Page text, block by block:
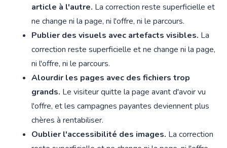
article à l'autre. La correction reste superficielle et
ne change ni la page, ni l'offre, ni le parcours.
Publier des visuels avec artefacts visibles. La
correction reste superficielle et ne change ni la page,
ni l'offre, ni le parcours.
Alourdir les pages avec des fichiers trop
grands. Le visiteur quitte la page avant d'avoir vu
l'offre, et les campagnes payantes deviennent plus
chères à rentabiliser.
Oublier l'accessibilité des images. La correction